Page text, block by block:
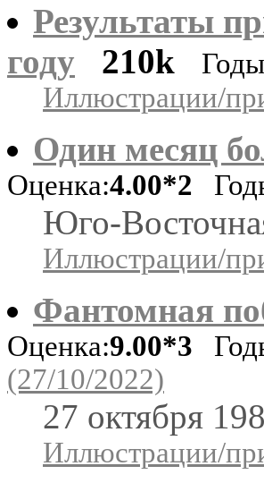
Результаты
году
210k
Иллюстрации/
Один месяц
Оценка:4.00*2
Юго-
Иллюстрации/
Фантомная
Оценка:9.00*3
(27/10/2022)
27 октября
Иллюстрации/